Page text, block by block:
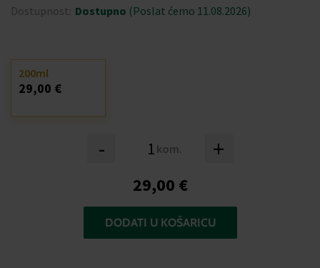
Dostupnost: Dostupno (Poslat ćemo 11.08.2026)
- kom. +
200ml
29,00 €
29,00 €
DODATI U KOŠARICU